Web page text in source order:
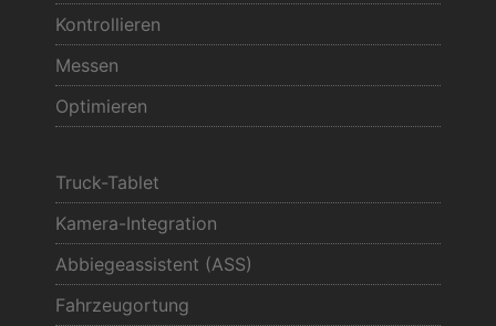
Kontrollieren
Messen
Optimieren
Truck-Tablet
Kamera-Integration
Abbiegeassistent (ASS)
Fahrzeugortung